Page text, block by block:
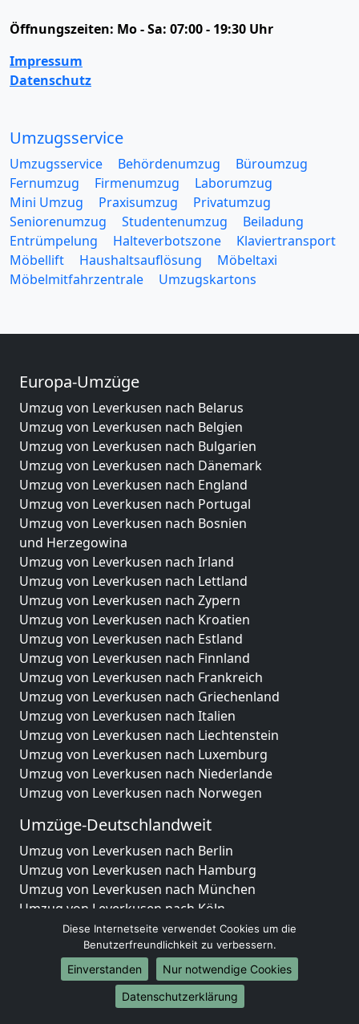
Öffnungszeiten: Mo - Sa: 07:00 - 19:30 Uhr
Impressum
Datenschutz
Umzugsservice
Umzugsservice Behördenumzug
Büroumzug
Fernumzug
Firmenumzug
Laborumzug
Mini Umzug
Praxisumzug
Privatumzug
Seniorenumzug
Studentenumzug
Beiladung
Entrümpelung
Halteverbotszone
Klaviertransport
Möbellift
Haushaltsauflösung
Möbeltaxi
Möbelmitfahrzentrale
Umzugskartons
Europa-Umzüge
Umzug von Leverkusen nach Belarus
Umzug von Leverkusen nach Belgien
Umzug von Leverkusen nach Bulgarien
Umzug von Leverkusen nach Dänemark
Umzug von Leverkusen nach England
Umzug von Leverkusen nach Portugal
Umzug von Leverkusen nach Bosnien
und Herzegowina
Umzug von Leverkusen nach Irland
Umzug von Leverkusen nach Lettland
Umzug von Leverkusen nach Zypern
Umzug von Leverkusen nach Kroatien
Umzug von Leverkusen nach Estland
Umzug von Leverkusen nach Finnland
Umzug von Leverkusen nach Frankreich
Umzug von Leverkusen nach Griechenland
Umzug von Leverkusen nach Italien
Umzug von Leverkusen nach Liechtenstein
Umzug von Leverkusen nach Luxemburg
Umzug von Leverkusen nach Niederlande
Umzug von Leverkusen nach Norwegen
Umzüge-Deutschlandweit
Umzug von Leverkusen nach Berlin
Umzug von Leverkusen nach Hamburg
Umzug von Leverkusen nach München
Umzug von Leverkusen nach Köln
Umzug von Leverkusen nach Frankfurt am Main
Umzug von Leverkusen nach Stuttgart
Umzug von Leverkusen nach Düsseldorf
Umzug von Leverkusen nach Leipzig
Umzug von Leverkusen nach Dortmund
Diese Internetseite verwendet Cookies um die
Benutzerfreundlichkeit zu verbessern.
Einverstanden
Nur notwendige Cookies
Datenschutzerklärung